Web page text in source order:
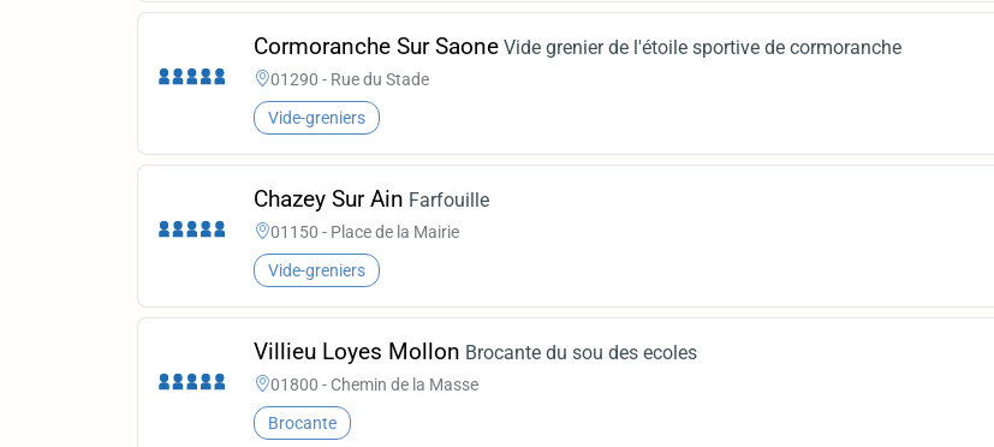
Cormoranche Sur Saone Vide grenier de l'étoile sportive de cormoranche
01290 - Rue du Stade
Vide-greniers
Chazey Sur Ain Farfouille
01150 - Place de la Mairie
Vide-greniers
Villieu Loyes Mollon Brocante du sou des ecoles
01800 - Chemin de la Masse
Brocante